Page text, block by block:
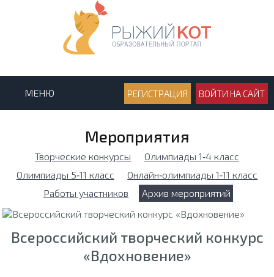
МЕНЮ РЕГИСТРАЦИЯ ВОЙТИ НА САЙТ
Мероприятия
Творческие конкурсы
Олимпиады 1‑4 класс
Олимпиады 5‑11 класс
Онлайн‑олимпиады 1‑11 класс
Работы участников
Архив мероприятий
Всероссийский творческий конкурс
«Вдохновение»